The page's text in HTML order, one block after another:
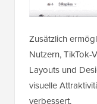
Zusätzlich
Nutzern, TikTok-
Layouts und
visuelle
verbessert.